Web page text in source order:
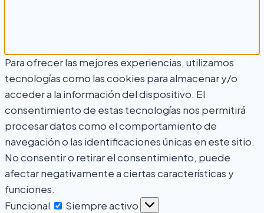
Para ofrecer las mejores experiencias, utilizamos
tecnologías como las cookies para almacenar y/o
acceder a la información del dispositivo. El
consentimiento de estas tecnologías nos permitirá
procesar datos como el comportamiento de
navegación o las identificaciones únicas en este sitio.
No consentir o retirar el consentimiento, puede
afectar negativamente a ciertas características y
funciones.
Funcional
Siempre activo